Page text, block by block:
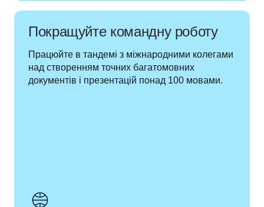
Покращуйте командну роботу
Працюйте в тандемі з міжнародними колегами
над створенням точних багатомовних
документів і презентацій понад 100 мовами.